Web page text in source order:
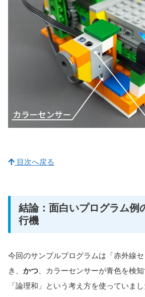
目次へ戻る
結論：面白いプログラム例
行機
今回のサンプルプログラムは「赤外線
き、 かつ、カラーセンサーが青色を検
「論理和」という考え方を使っていまし